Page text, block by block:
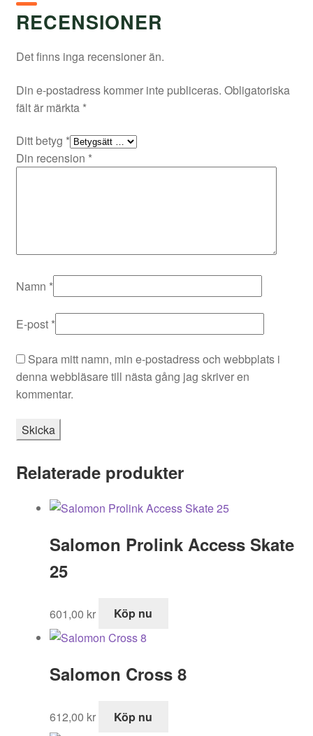
RECENSIONER
Det finns inga recensioner än.
Din e-postadress kommer inte publiceras. Obligatoriska
fält är märkta *
Ditt betyg *
Din recension *
Namn *
E-post *
Spara mitt namn, min e-postadress och webbplats i
denna webbläsare till nästa gång jag skriver en
kommentar.
Relaterade produkter
Salomon Prolink Access Skate
25
601,00 kr Köp nu
Salomon Cross 8
612,00 kr Köp nu